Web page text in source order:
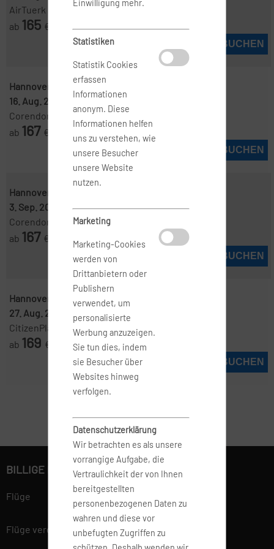
AirTuerk
ab 165 €
JETZT BUCHEN
Hannover ( HAJ )-Kos ( KGS )
16. Aug. 2026
20. Aug. 2026
Corendon
ab 167 €
JETZT BUCHEN
Hannover ( HAJ )
3. Sep. 2026
10. Sep. 2026
Corendon
ab 167 €
JETZT BUCHEN
Hannover ( HAJ )
Kos ( KGS )
27. Aug. 2026
10. Sep. 2026
CitizenPlane
ab 169 €
JETZT BUCHEN
Einwilligung mehr.
Statistiken
Statistik Cookies
erfassen
Informationen
anonym. Diese
Informationen helfen
uns zu verstehen, wie
unsere Besucher
unsere Website
nutzen.
Marketing
Marketing-Cookies
werden von
Drittanbietern oder
Publishern
verwendet, um
personalisierte
Werbung anzuzeigen.
Sie tun dies, indem
sie Besucher über
Websites hinweg
verfolgen.
Datenschutzerklärung
Wir betrachten es als unsere
vorrangige Aufgabe, die
Vertraulichkeit der von Ihnen
bereitgestellten
personenbezogenen Daten zu
wahren und diese vor
unbefugten Zugriffen zu
BILLIGE FLÜGE BUCHEN
Flüge
Flüge vergleichen